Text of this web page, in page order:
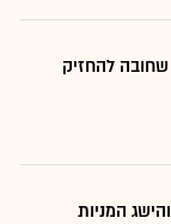
להחזיק
המניות